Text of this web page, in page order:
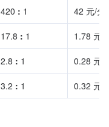
420 : 1 42 元/分
17.8 : 1 1.78 元/
2.8 : 1 0.28 元/
3.2 : 1 0.32 元/